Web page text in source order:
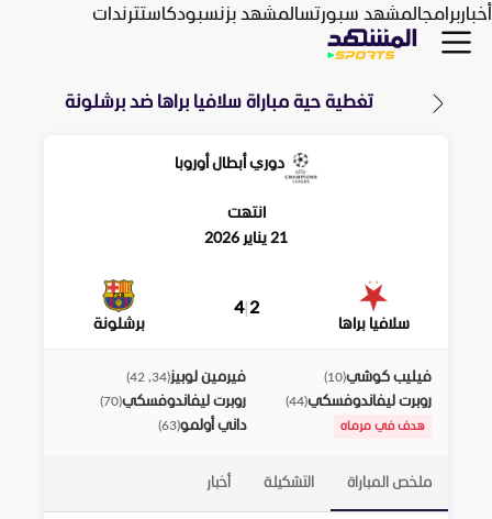
أخباربرامجالمشهد سبورتسالمشهد بزنسبودكاستترندات
تغطية حية مباراةسلافيا براها ضدبرشلونة
دوري أبطال أوروبا
انتهت
21 يناير 2026
سلافيا براها
2
|
4
برشلونة
فيليب كوشي(
10
)
روبرت ليفاندوفسكي(
44
)
هدف في مرماه
فيرمين لوبيز(
34, 42
)
روبرت ليفاندوفسكي(
70
)
داني أولمو(
63
)
ملخص المباراة التشكيلة أخبار